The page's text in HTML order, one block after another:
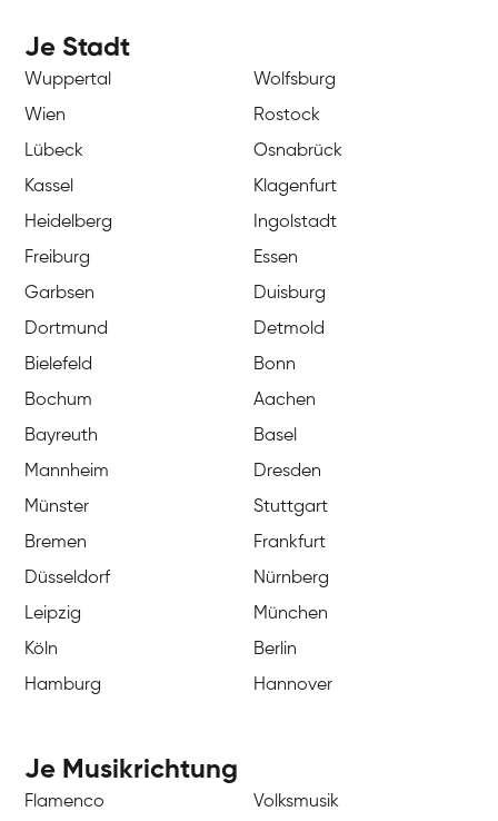
Je Stadt
Wuppertal
Wolfsburg
Wien
Rostock
Lübeck
Osnabrück
Kassel
Klagenfurt
Heidelberg
Ingolstadt
Freiburg
Essen
Garbsen
Duisburg
Dortmund
Detmold
Bielefeld
Bonn
Bochum
Aachen
Bayreuth
Basel
Mannheim
Dresden
Münster
Stuttgart
Bremen
Frankfurt
Düsseldorf
Nürnberg
Leipzig
München
Köln
Berlin
Hamburg
Hannover
Je Musikrichtung
Flamenco
Volksmusik